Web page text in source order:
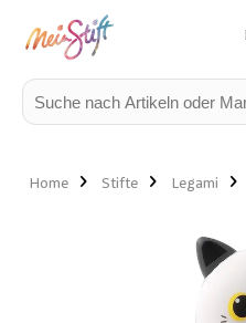
Home Stifte Legami